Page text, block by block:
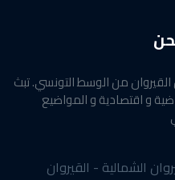
من الوسط التونسي. تبث
و اقتصادية و المواضيع